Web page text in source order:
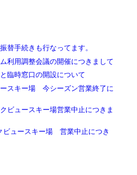
替手続きも行なってます。
利用調整会議の開催につきまして
臨時窓口の開設について
スキー場 今シーズン営業終了に
ビュースキー場営業中止につきま
ュースキー場 営業中止につき